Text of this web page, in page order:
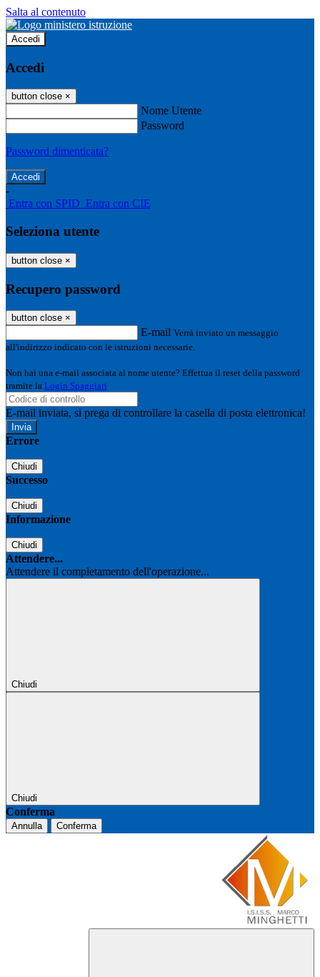
Salta al contenuto
Accedi
Accedi
button close ×
Nome Utente
Password
Password dimenticata?
-
Entra con SPID Entra con CIE
Seleziona utente
button close ×
Recupero password
button close ×
E-mail Verrà inviato un messaggio
all'indirizzo indicato con le istruzioni necessarie.
Non hai una e-mail associata al nome utente? Effettua il reset della password
tramite la Login Spaggiari
E-mail inviata, si prega di controllare la casella di posta elettronica!
Errore
Chiudi
Successo
Chiudi
Informazione
Chiudi
Attendere...
Attendere il completamento dell'operazione...
Chiudi
Chiudi
Conferma
Annulla Conferma